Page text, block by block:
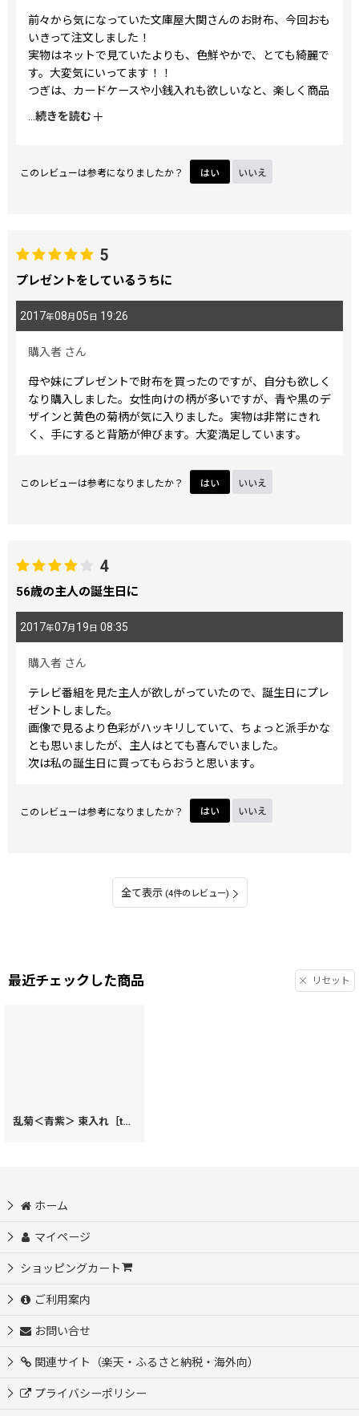
前々から気になっていた文庫屋大関さんのお財布、今回おも
いきって注文しました！
実物はネットで見ていたよりも、色鮮やかで、とても綺麗で
す。大変気にいってます！！
つぎは、カードケースや小銭入れも欲しいなと、楽しく商品
を見ています。
また、ぜひ購入したいと思います。
続きを読む
このレビューは参考になりましたか？ はい いいえ
5
プレゼントをしているうちに
2017年08月 05 日 19:26
購入者 さん
母や妹にプレゼントで財布を買ったのですが、自分も欲しく
なり購入しました。女性向けの柄が多いですが、青や黒のデ
ザインと黄色の菊柄が気に入りました。実物は非常にきれ
く、手にすると背筋が伸びます。大変満足しています。
このレビューは参考になりましたか？ はい いいえ
4
56歳の主人の誕生日に
2017年07月 19日 08:35
購入者 さん
テレビ番組を見た主人が欲しがっていたので、誕生日にプレ
ゼントしました。
画像で見るより色彩がハッキリしていて、ちょっと派手かな
とも思いましたが、主人はとても喜んでいました。
次は私の誕生日に買ってもらおうと思います。
このレビューは参考になりましたか？ はい いいえ
全て表示 (4件のレビュー)
最近チェックした商品 リセット
乱菊＜青紫＞ 束入れ［t］
ホーム
マイページ
ショッピングカート
ご利用案内
お問い合せ
関連サイト（楽天・ふるさと納税・海外向）
プライバシーポリシー